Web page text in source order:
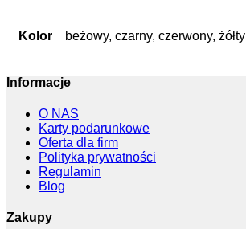
Kolor beżowy, czarny, czerwony, żółty
Informacje
O NAS
Karty podarunkowe
Oferta dla firm
Polityka prywatności
Regulamin
Blog
Zakupy